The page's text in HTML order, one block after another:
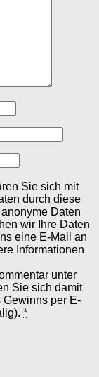
Sie sich mit
durch diese
Daten
wir Ihre Daten
eine E-Mail an
Informationen
unter
Sie sich damit
per E-
*